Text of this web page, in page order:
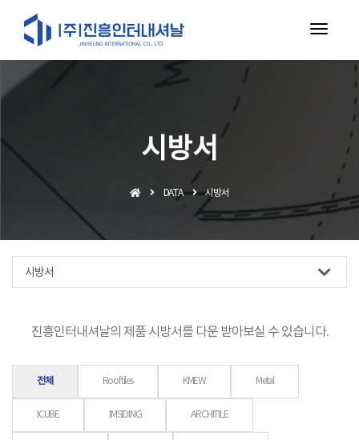
시방서
DATA 시방서
시방서
진흥인터내셔날의 제품 시방서를 다운 받아보실 수 있습니다.
전체 Rooftiles KMEW Metal
ICUBE IMSIDING ARCHITILE